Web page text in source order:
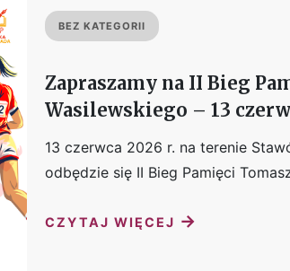
BEZ KATEGORII
Zapraszamy na II Bieg
Wasilewskiego – 13
13 czerwca 2026 r. na terenie
odbędzie się II Bieg Pamięci
CZYTAJ WIĘCEJ →